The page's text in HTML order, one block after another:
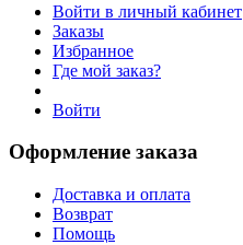
Войти в личный кабинет
Заказы
Избранное
Где мой заказ?
Войти
Оформление заказа
Доставка и оплата
Возврат
Помощь